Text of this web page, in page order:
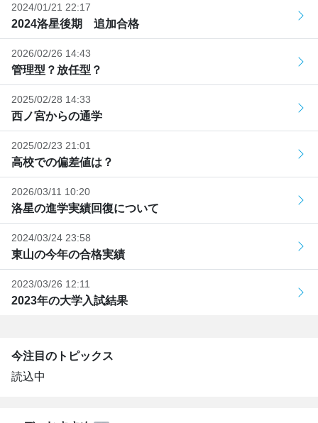
2024/01/21 22:17
2024洛星後期 追加合格
2026/02/26 14:43
管理型？放任型？
2025/02/28 14:33
西ノ宮からの通学
2025/02/23 21:01
高校での偏差値は？
2026/03/11 10:20
洛星の進学実績回復について
2024/03/24 23:58
東山の今年の合格実績
2023/03/26 12:11
2023年の大学入試結果
今注目のトピックス
読込中